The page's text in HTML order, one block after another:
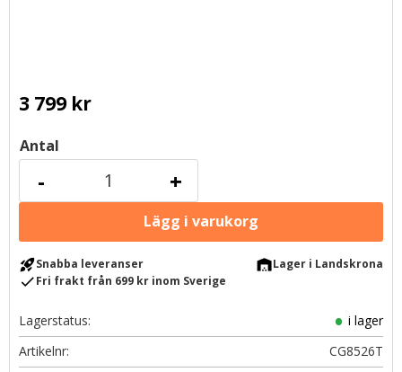
3 799kr
Antal
+
-
rocket_launchSnabba leveranser warehouseLager i Landskrona
checkFri frakt från 699 kr inom Sverige
Lagerstatus
i lager
Artikelnr
CG8526T